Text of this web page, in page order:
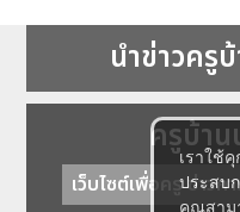
เราใช้
ประสบ
คุณสาม
นำข่าวครู
ครูบ้า
เว็บไซต์เพื่อครู ข่าว